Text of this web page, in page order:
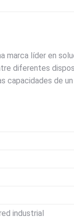
marca líder en
diferentes
capacidades de
industrial